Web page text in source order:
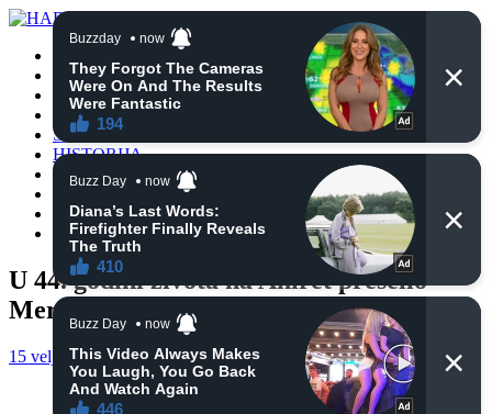
VIJESTI
BIH
TURSKA
SVIJET
HISTORIJA
RELIGIJA
ZANIMLJIVOSTI
CRNA HRONIKA
OBAVIJESTI
U 44. godini života na Ahiret preselio
Mersidin Smajilović
15 veljače, 2025 haberhana POČETNA